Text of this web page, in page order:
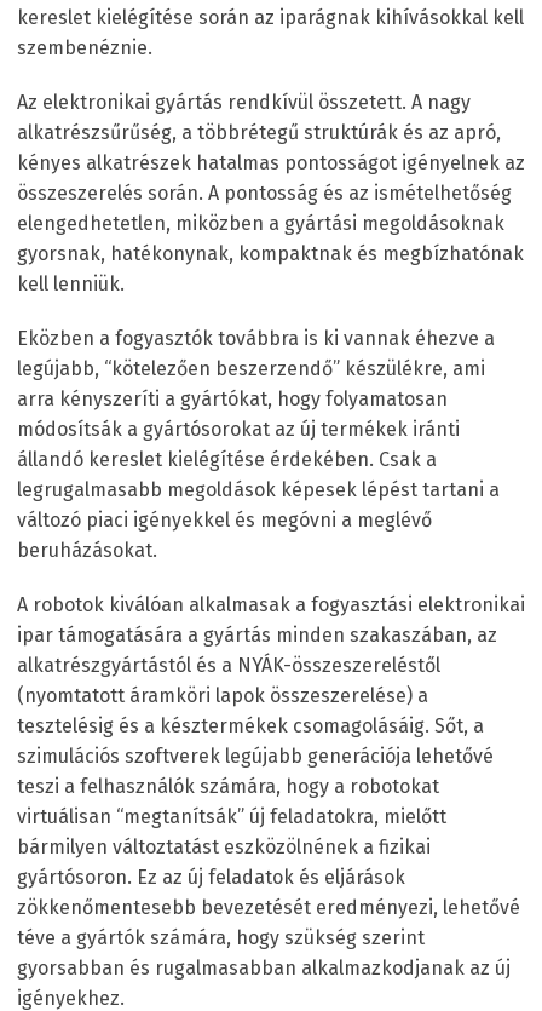
kereslet kielégítése során az iparágnak kihívásokkal kell
szembenéznie.
Az elektronikai gyártás rendkívül összetett. A nagy
alkatrészsűrűség, a többrétegű struktúrák és az apró,
kényes alkatrészek hatalmas pontosságot igényelnek az
összeszerelés során. A pontosság és az ismételhetőség
elengedhetetlen, miközben a gyártási megoldásoknak
gyorsnak, hatékonynak, kompaktnak és megbízhatónak
kell lenniük.
Eközben a fogyasztók továbbra is ki vannak éhezve a
legújabb, “kötelezően beszerzendő” készülékre, ami
arra kényszeríti a gyártókat, hogy folyamatosan
módosítsák a gyártósorokat az új termékek iránti
állandó kereslet kielégítése érdekében. Csak a
legrugalmasabb megoldások képesek lépést tartani a
változó piaci igényekkel és megóvni a meglévő
beruházásokat.
A robotok kiválóan alkalmasak a fogyasztási elektronikai
ipar támogatására a gyártás minden szakaszában, az
alkatrészgyártástól és a NYÁK-összeszereléstől
(nyomtatott áramköri lapok összeszerelése) a
tesztelésig és a késztermékek csomagolásáig. Sőt, a
szimulációs szoftverek legújabb generációja lehetővé
teszi a felhasználók számára, hogy a robotokat
virtuálisan “megtanítsák” új feladatokra, mielőtt
bármilyen változtatást eszközölnének a fizikai
gyártósoron. Ez az új feladatok és eljárások
zökkenőmentesebb bevezetését eredményezi, lehetővé
téve a gyártók számára, hogy szükség szerint
gyorsabban és rugalmasabban alkalmazkodjanak az új
igényekhez.